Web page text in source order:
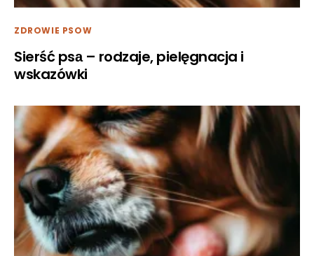
ZDROWIE PSOW
Sierść psа – rodzaje, pielęgnacja i
wskazówki